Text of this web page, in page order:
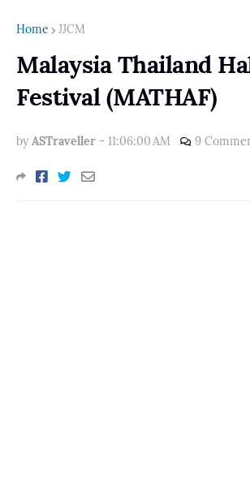
Home JJCM
Malaysia Thailand
Festival (MATHAF)
by ASTraveller - 11:06:00 AM 9